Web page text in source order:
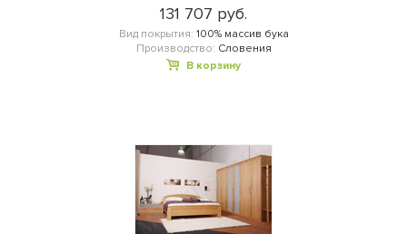
131 707 руб.
Вид покрытия: 100% массив бука
Производство: Словения
В корзину